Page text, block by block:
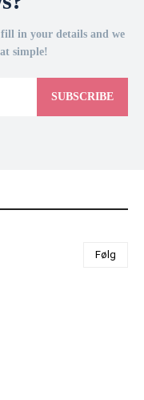
in your details and we
simple!
SUBSCRIBE
Følg